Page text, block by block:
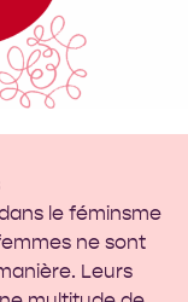
le féminsme
ne sont
Leurs